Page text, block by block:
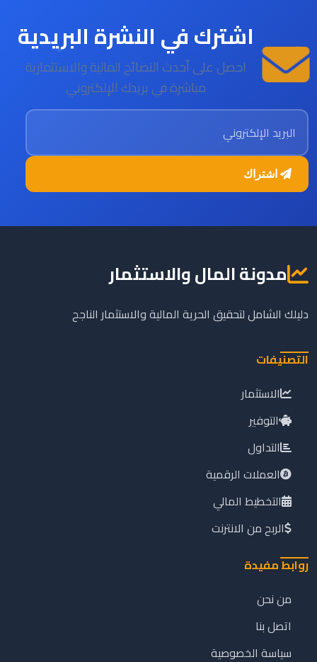
اشترك في النشرة البريدية
احصل على أحدث النصائح المالية والاستثمارية
مباشرة في بريدك الإلكتروني
البريد الإلكتروني
مدونة المال والاستثمار
دليلك الشامل لتحقيق الحرية المالية والاستثمار الناجح
التصنيفات
الاستثمار
التوفير
التداول
العملات الرقمية
التخطيط المالي
الربح من الانترنت
روابط مفيدة
من نحن
اتصل بنا
سياسة الخصوصية